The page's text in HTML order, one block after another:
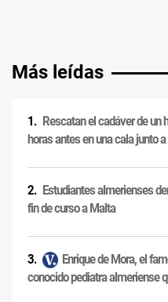
Más leídas
Rescatan el cadáver de un
horas antes en una cala junto
Estudiantes almerienses
fin de curso a Malta
Enrique de Mora, el
conocido pediatra almeriense